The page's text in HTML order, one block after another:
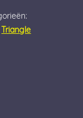
Triangle